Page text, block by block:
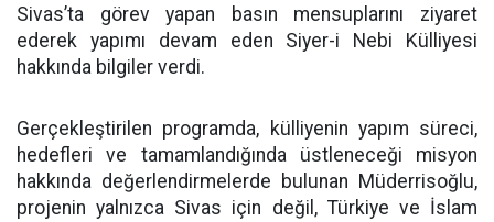
Sivas’ta görev yapan basın mensuplarını ziyaret
ederek yapımı devam eden Siyer-i Nebi Külliyesi
hakkında bilgiler verdi.
Gerçekleştirilen programda, külliyenin yapım süreci,
hedefleri ve tamamlandığında üstleneceği misyon
hakkında değerlendirmelerde bulunan Müderrisoğlu,
projenin yalnızca Sivas için değil, Türkiye ve İslam